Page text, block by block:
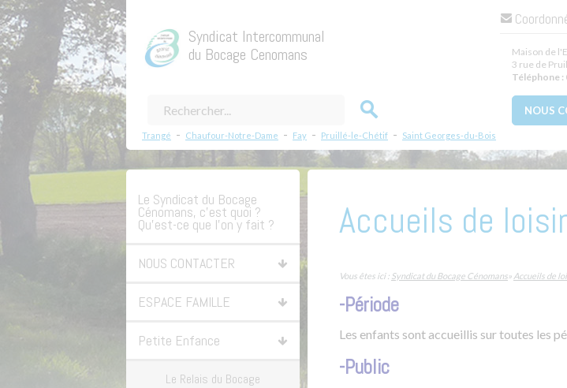
Trangé - Chaufour-Notre-Dame - Fay - Pruillé-le-Chétif - Saint Georges-du-Bois
Syndicat Intercommunal
du Bocage Cenomans
Maison de
3 rue de
Téléphone :
NOUS
Le Syndicat du Bocage
Cénomans, c’est quoi ?
Qu’est-ce que l’on y fait ?
NOUS CONTACTER
ESPACE FAMILLE
Petite Enfance
Le Relais du Bocage
Accueils de
Vous êtes ici : Syndicat du Bocage Cénomans» Accueils de
-Période
Les enfants sont accueillis sur toutes les
-Public